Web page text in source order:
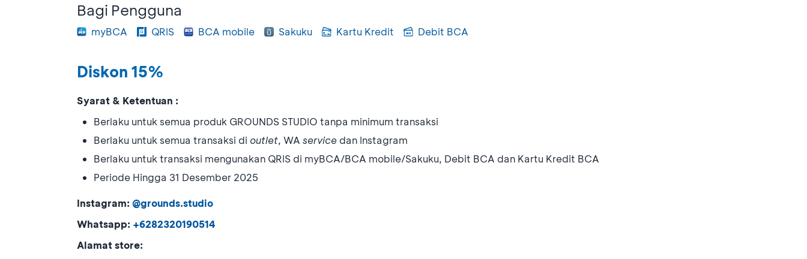
Bagi Pengguna
myBCA QRIS BCA mobile Sakuku Kartu Kredit Debit BCA
Diskon 15%
Syarat & Ketentuan :
Berlaku untuk semua produk GROUNDS STUDIO tanpa minimum transaksi
Berlaku untuk semua transaksi di outlet, WA service dan Instagram
Berlaku untuk transaksi mengunakan QRIS di myBCA/BCA mobile/Sakuku, Debit BCA dan Kartu Kredit BCA
Periode Hingga 31 Desember 2025
Instagram: @grounds.studio
Whatsapp: +6282320190514
Alamat store: